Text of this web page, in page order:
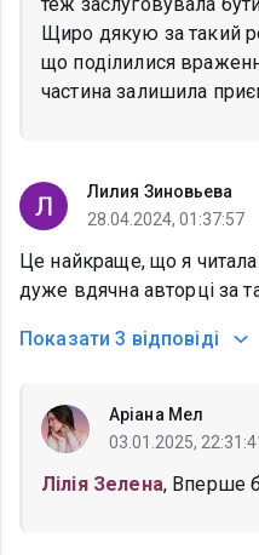
Щиро дякую за такий
що поділилися
частина залишила
Лилия Зиновьева
28.04.2024, 01:37:57
Це найкраще, що я
дуже вдячна авторці за
Показати 3 відповіді
Аріана Мел
03.01.2025,
Лілія Зелена, Вперше